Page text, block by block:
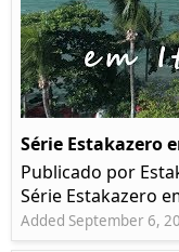
Série Estakazero
Publicado por
Série Estakazero
Added September 6,